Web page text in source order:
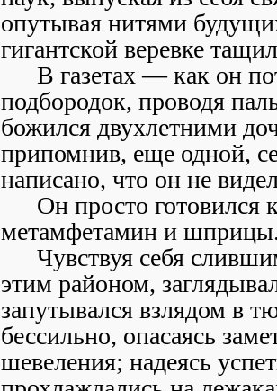
опутывая нитями
гигантской веревке
В газетах — как он
подбородок, проводя
божился двухлетними
припомнив, еще одной,
написано, что он не
Он просто готовился
метамфетамин и
Чувствуя себя
этим районом,
запутывался взлядом в
бессильно, опасаясь
шевеления; надеясь